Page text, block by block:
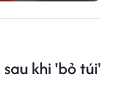
khi 'bỏ túi'